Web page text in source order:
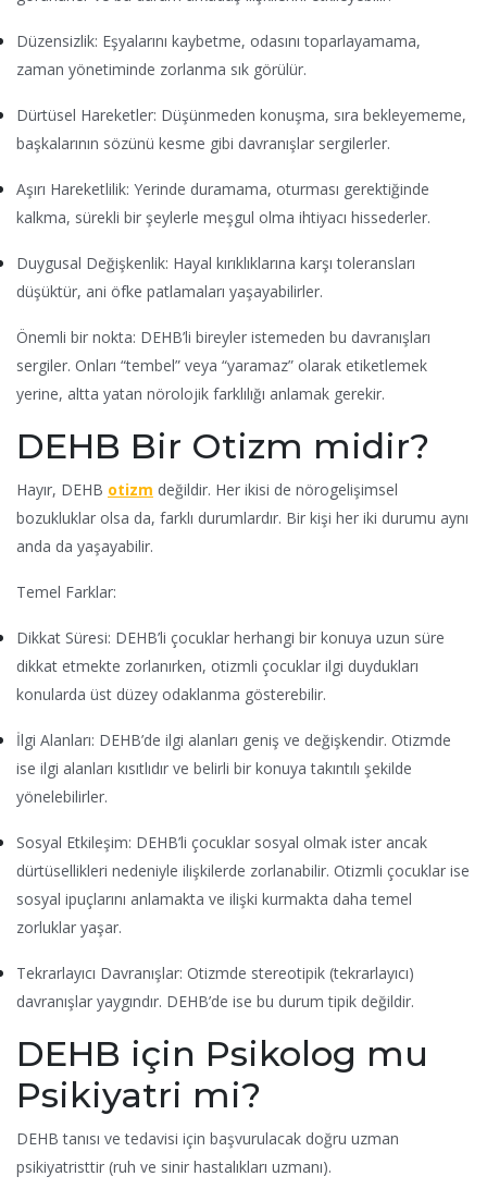
Düzensizlik: Eşyalarını kaybetme, odasını toparlayamama,
zaman yönetiminde zorlanma sık görülür.
Dürtüsel Hareketler: Düşünmeden konuşma, sıra bekleyememe,
başkalarının sözünü kesme gibi davranışlar sergilerler.
Aşırı Hareketlilik: Yerinde duramama, oturması gerektiğinde
kalkma, sürekli bir şeylerle meşgul olma ihtiyacı hissederler.
Duygusal Değişkenlik: Hayal kırıklıklarına karşı toleransları
düşüktür, ani öfke patlamaları yaşayabilirler.
Önemli bir nokta: DEHB’li bireyler istemeden bu davranışları
sergiler. Onları “tembel” veya “yaramaz” olarak etiketlemek
yerine, altta yatan nörolojik farklılığı anlamak gerekir.
DEHB Bir Otizm midir?
Hayır, DEHB otizm değildir. Her ikisi de nörogelişimsel
bozukluklar olsa da, farklı durumlardır. Bir kişi her iki durumu aynı
anda da yaşayabilir.
Temel Farklar:
Dikkat Süresi: DEHB’li çocuklar herhangi bir konuya uzun süre
dikkat etmekte zorlanırken, otizmli çocuklar ilgi duydukları
konularda üst düzey odaklanma gösterebilir.
İlgi Alanları: DEHB’de ilgi alanları geniş ve değişkendir. Otizmde
ise ilgi alanları kısıtlıdır ve belirli bir konuya takıntılı şekilde
yönelebilirler.
Sosyal Etkileşim: DEHB’li çocuklar sosyal olmak ister ancak
dürtüsellikleri nedeniyle ilişkilerde zorlanabilir. Otizmli çocuklar ise
sosyal ipuçlarını anlamakta ve ilişki kurmakta daha temel
zorluklar yaşar.
Tekrarlayıcı Davranışlar: Otizmde stereotipik (tekrarlayıcı)
davranışlar yaygındır. DEHB’de ise bu durum tipik değildir.
DEHB için Psikolog mu
Psikiyatri mi?
DEHB tanısı ve tedavisi için başvurulacak doğru uzman
psikiyatristtir (ruh ve sinir hastalıkları uzmanı).